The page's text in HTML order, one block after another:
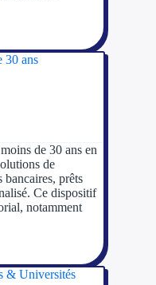
Nos partenaires
30 ans
de 30 ans en
de
bancaires, prêts
Ce dispositif
notamment
& Universités